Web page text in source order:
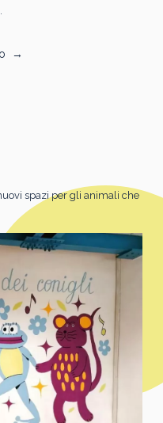
→
spazi per gli animali che